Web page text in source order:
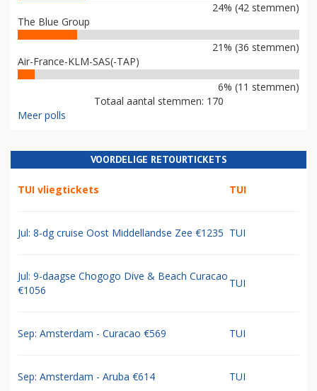
24% (42 stemmen)
The Blue Group
21% (36 stemmen)
Air-France-KLM-SAS(-TAP)
6% (11 stemmen)
Totaal aantal stemmen: 170
Meer polls
VOORDELIGE RETOURTICKETS
TUI vliegtickets TUI
Jul: 8-dg cruise Oost Middellandse Zee €1235 TUI
Jul: 9-daagse Chogogo Dive & Beach Curacao
€1056
TUI
Sep: Amsterdam - Curacao €569 TUI
Sep: Amsterdam - Aruba €614 TUI